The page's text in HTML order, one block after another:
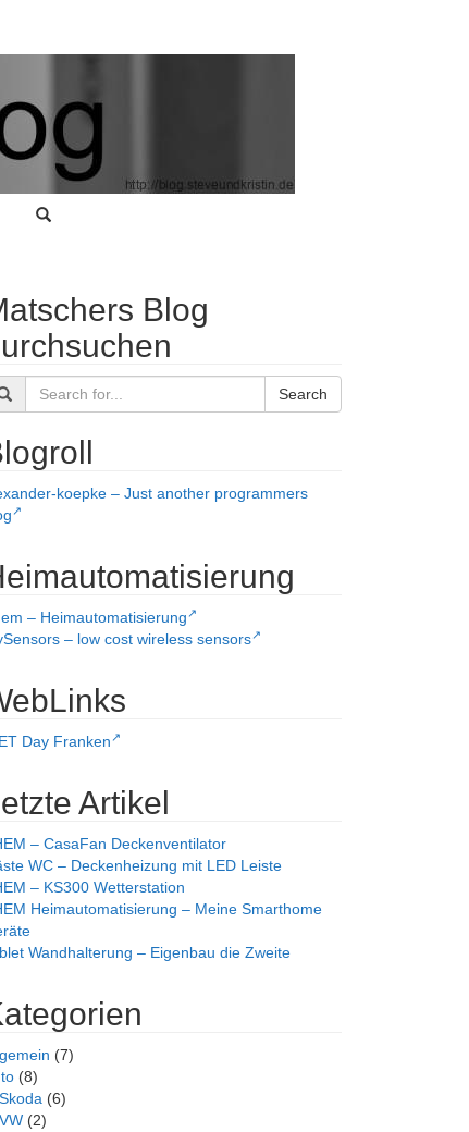
Blog
Search
koepke – Just another programmers
– Heimautomatisierung
– low cost wireless sensors
Day Franken
Artikel
– CasaFan Deckenventilator
WC – Deckenheizung mit LED Leiste
– KS300 Wetterstation
Heimautomatisierung – Meine Smarthome
Wandhalterung – Eigenbau die Zweite
(7)
(8)
Skoda (6)
VW (2)